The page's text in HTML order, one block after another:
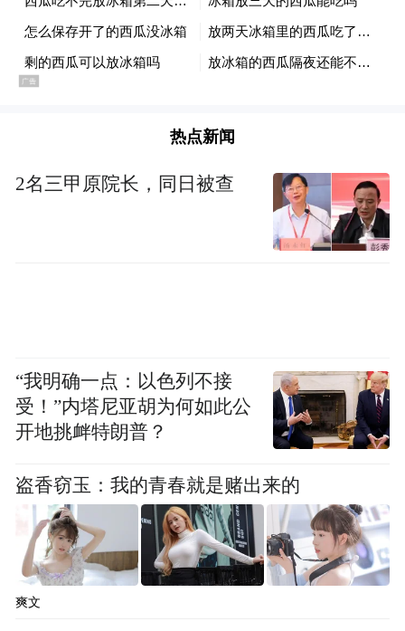
热点新闻
2名三甲原院长，同日被查
“我明确一点：以色列不接
受！”内塔尼亚胡为何如此公
开地挑衅特朗普？
盗香窃玉：我的青春就是赌出来的
爽文